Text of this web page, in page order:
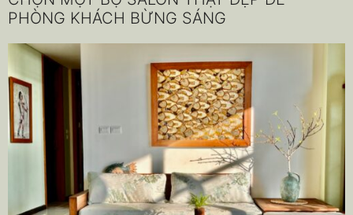
PHÒNG KHÁCH BỪNG SÁNG